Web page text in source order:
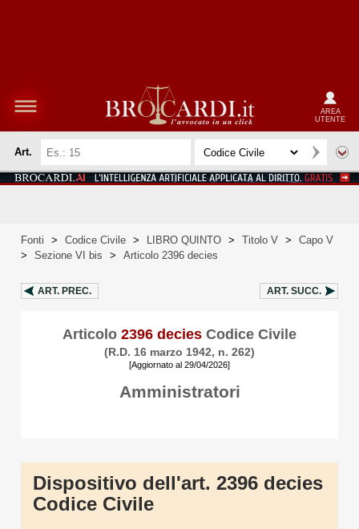
AREA
UTENTE
Art.
Fonti > Codice Civile > LIBRO QUINTO > Titolo V >
Capo V
>
Sezione VI bis > Articolo 2396 decies
ART. PREC. ART. SUCC.
Articolo 2396 decies Codice Civile
(R.D. 16 marzo 1942, n. 262)
[Aggiornato al 29/04/2026]
Amministratori
Dispositivo dell'art. 2396 decies
Codice Civile